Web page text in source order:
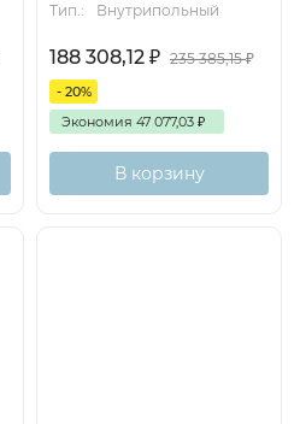
Тип.:
Внутрипольный
188 308,12 ₽ 235 385,15₽
- 20%
Экономия 47 077,03 ₽
В корзину